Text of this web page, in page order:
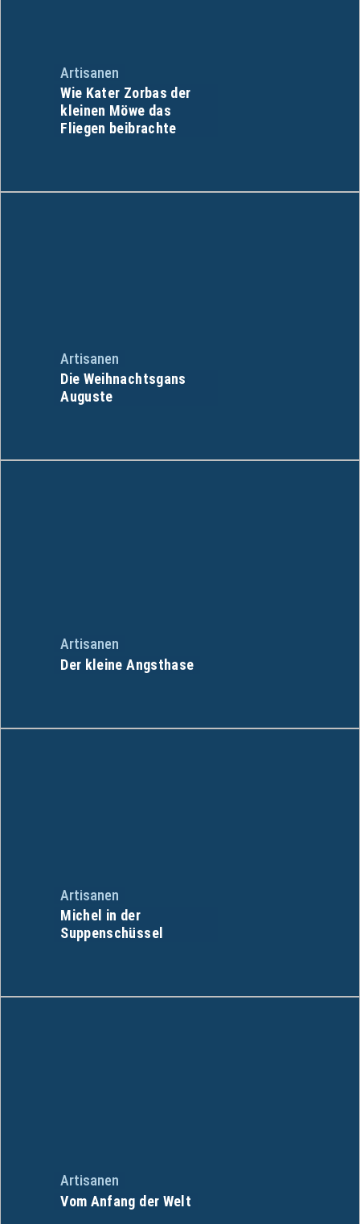
Artisanen
Wie Kater Zorbas der
kleinen Möwe das
Fliegen beibrachte
Artisanen
Die Weihnachtsgans
Auguste
Artisanen
Der kleine Angsthase
Artisanen
Michel in der
Suppenschüssel
Artisanen
Vom Anfang der Welt